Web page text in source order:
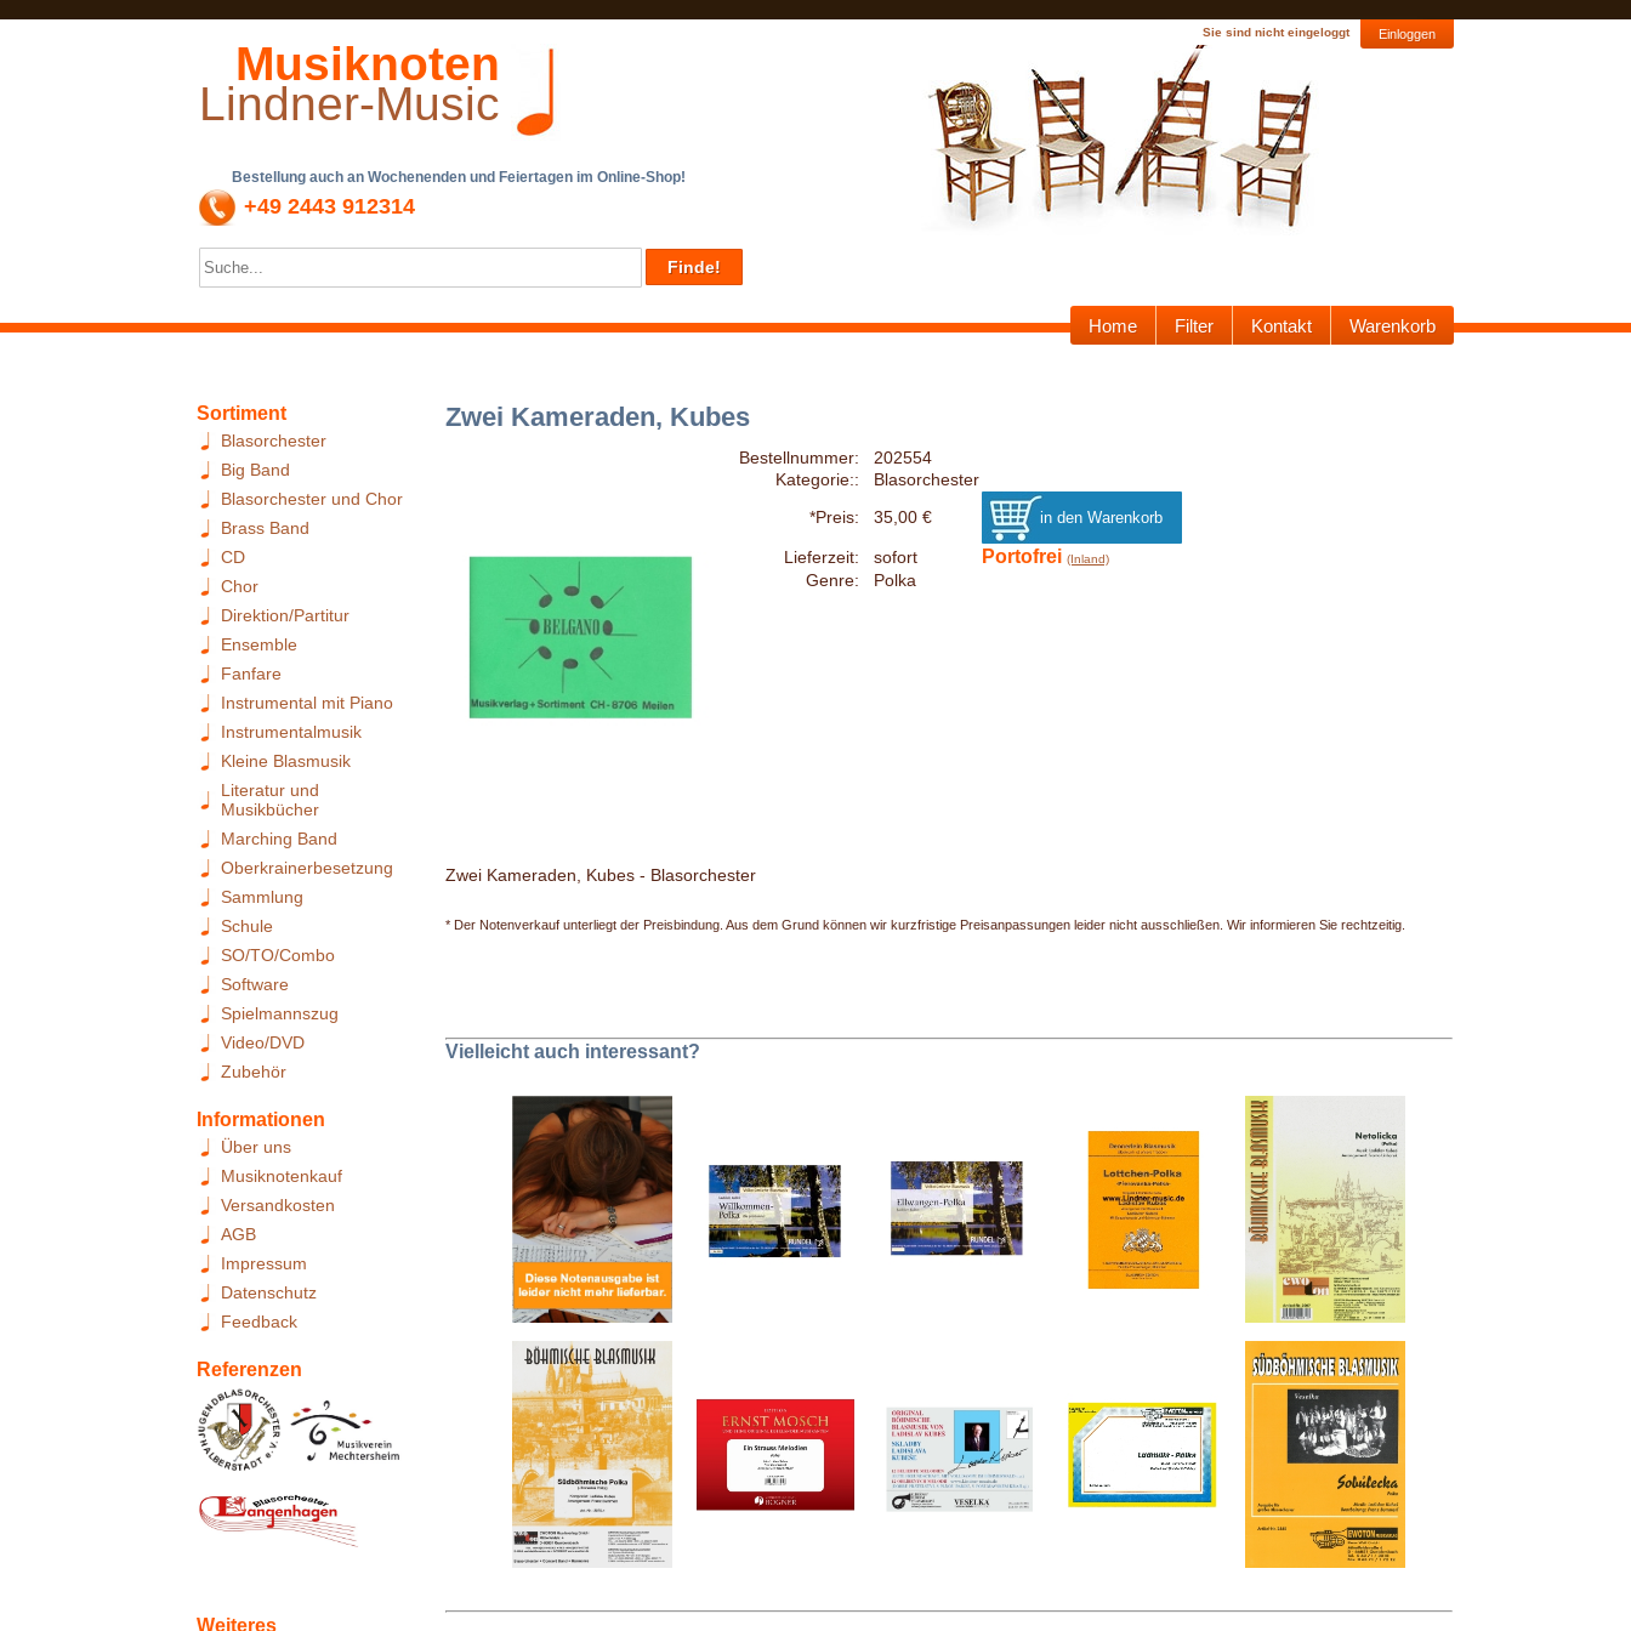
Sie sind nicht eingeloggt Einloggen
Musiknoten
Lindner-Music
Bestellung auch an Wochenenden und Feiertagen im Online-Shop!
+49 2443 912314
Home Filter Kontakt Warenkorb
Sortiment
Blasorchester
Big Band
Blasorchester und Chor
Brass Band
CD
Chor
Direktion/Partitur
Ensemble
Fanfare
Instrumental mit Piano
Instrumentalmusik
Kleine Blasmusik
Literatur und
Musikbücher
Marching Band
Oberkrainerbesetzung
Sammlung
Schule
SO/TO/Combo
Software
Spielmannszug
Video/DVD
Zubehör
Informationen
Über uns
Musiknotenkauf
Versandkosten
AGB
Impressum
Datenschutz
Feedback
Referenzen
Weiteres
Zwei Kameraden, Kubes
Bestellnummer:
202554
Kategorie::
Blasorchester
*Preis:
35,00 €
Lieferzeit: sofort Portofrei (Inland)
Genre: Polka
Zwei Kameraden, Kubes - Blasorchester
* Der Notenverkauf unterliegt der Preisbindung. Aus dem Grund können wir kurzfristige Preisanpassungen leider nicht ausschließen. Wir informieren Sie rechtzeitig.
Vielleicht auch interessant?